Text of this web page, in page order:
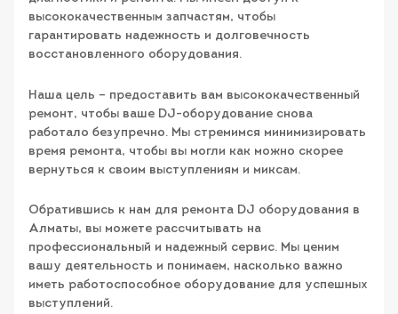
высококачественным запчастям, чтобы
гарантировать надежность и долговечность
восстановленного оборудования.
Наша цель – предоставить вам высококачественный
ремонт, чтобы ваше DJ-оборудование снова
работало безупречно. Мы стремимся минимизировать
время ремонта, чтобы вы могли как можно скорее
вернуться к своим выступлениям и миксам.
Обратившись к нам для ремонта DJ оборудования в
Алматы, вы можете рассчитывать на
профессиональный и надежный сервис. Мы ценим
вашу деятельность и понимаем, насколько важно
иметь работоспособное оборудование для успешных
выступлений.